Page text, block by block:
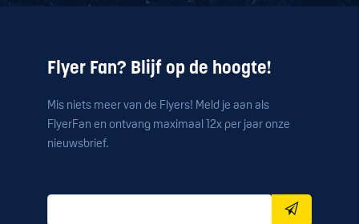
Flyer Fan? Blijf op de hoogte!
Mis niets meer van de Flyers! Meld je aan als
FlyerFan en ontvang maximaal 12x per jaar onze
nieuwsbrief.